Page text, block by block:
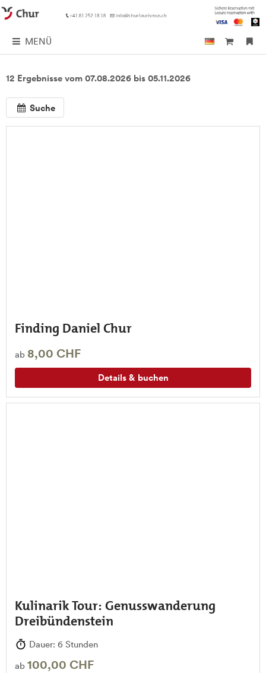
MENÜ
12 Ergebnisse vom 07.08.2026 bis 05.11.2026
Suche
Finding Daniel Chur
ab 8,00 CHF
Details & buchen
Kulinarik Tour: Genusswanderung
Dreibündenstein
Dauer: 6 Stunden
ab 100,00 CHF